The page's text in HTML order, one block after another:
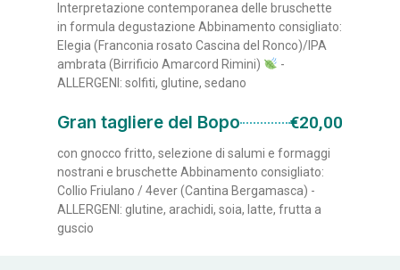
Interpretazione contemporanea delle bruschette
in formula degustazione Abbinamento consigliato:
Elegia (Franconia rosato Cascina del Ronco)/IPA
ambrata (Birrificio Amarcord Rimini)
-
ALLERGENI: solfiti, glutine, sedano
Gran tagliere del Bopo €20,00
con gnocco fritto, selezione di salumi e formaggi
nostrani e bruschette Abbinamento consigliato:
Collio Friulano / 4ever (Cantina Bergamasca) -
ALLERGENI: glutine, arachidi, soia, latte, frutta a
guscio